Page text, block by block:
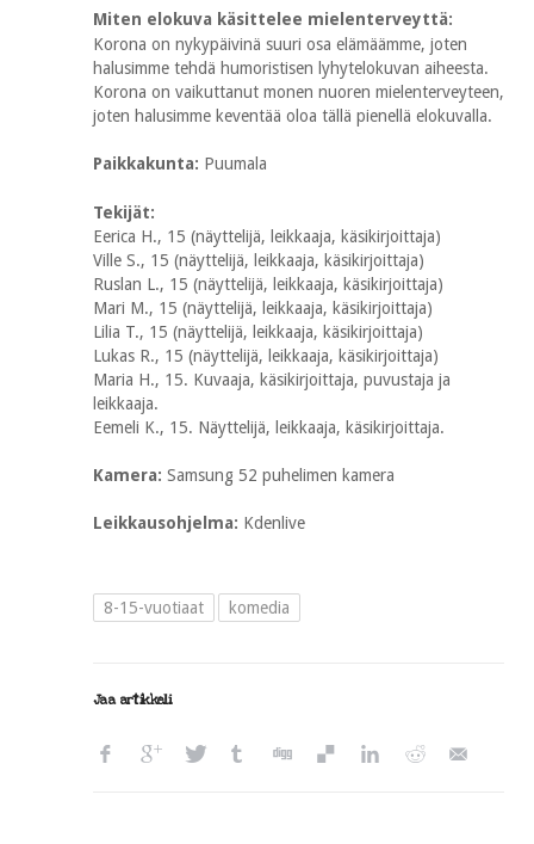
Miten elokuva käsittelee mielenterveyttä:
Korona on nykypäivinä suuri osa elämäämme, joten
halusimme tehdä humoristisen lyhytelokuvan aiheesta.
Korona on vaikuttanut monen nuoren mielenterveyteen,
joten halusimme keventää oloa tällä pienellä elokuvalla.
Paikkakunta: Puumala
Tekijät:
Eerica H., 15 (näyttelijä, leikkaaja, käsikirjoittaja)
Ville S., 15 (näyttelijä, leikkaaja, käsikirjoittaja)
Ruslan L., 15 (näyttelijä, leikkaaja, käsikirjoittaja)
Mari M., 15 (näyttelijä, leikkaaja, käsikirjoittaja)
Lilia T., 15 (näyttelijä, leikkaaja, käsikirjoittaja)
Lukas R., 15 (näyttelijä, leikkaaja, käsikirjoittaja)
Maria H., 15. Kuvaaja, käsikirjoittaja, puvustaja ja
leikkaaja.
Eemeli K., 15. Näyttelijä, leikkaaja, käsikirjoittaja.
Kamera: Samsung 52 puhelimen kamera
Leikkausohjelma: Kdenlive
8-15-vuotiaat komedia
Jaa artikkeli